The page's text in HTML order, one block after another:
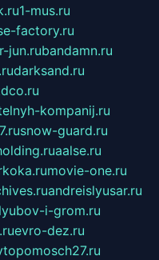
1-mus.ru
factory.ru
jun.rubandamn.ru
darksand.ru
kompanij.ru
snow-guard.ru
aalse.ru
movie-one.ru
andreislyusar.ru
i-grom.ru
evro-dez.ru